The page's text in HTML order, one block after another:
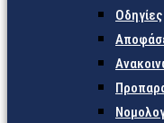
Οδηγίες